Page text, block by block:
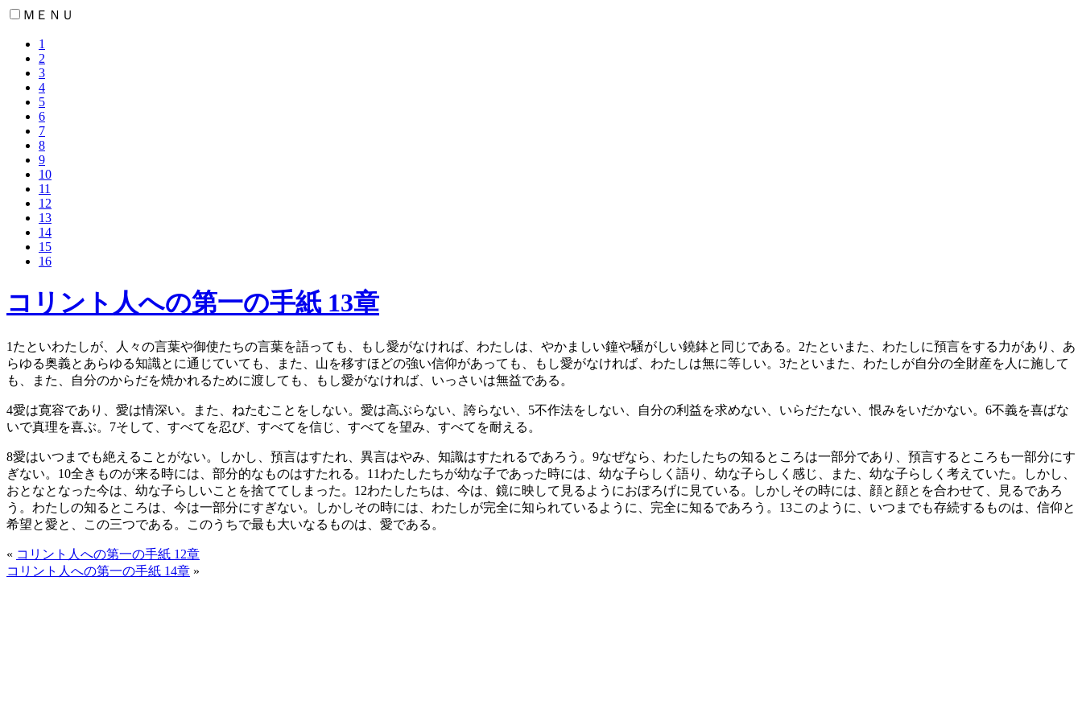
ＭＥＮＵ
1
2
3
4
5
6
7
8
9
10
11
12
13
14
15
16
コリント人への第一の手紙 13章
1 たといわたしが、人々の言葉や御使たちの言葉を語っても、もし愛がなければ、わたしは、やかましい鐘や騒がしい鐃鉢と同じである。 2たといまた、わたしに預言をする力があり、あ
らゆる奥義とあらゆる知識とに通じていても、また、山を移すほどの強い信仰があっても、もし愛がなければ、わたしは無に等しい。 3たといまた、わたしが自分の全財産を人に施して
も、また、自分のからだを焼かれるために渡しても、もし愛がなければ、いっさいは無益である。
4愛は寛容であり、愛は情深い。また、ねたむことをしない。愛は高ぶらない、誇らない、 5不作法をしない、自分の利益を求めない、いらだたない、恨みをいだかない。 6不義を喜ばな
いで真理を喜ぶ。 7そして、すべてを忍び、すべてを信じ、すべてを望み、すべてを耐える。
8愛はいつまでも絶えることがない。しかし、預言はすたれ、異言はやみ、知識はすたれるであろう。 9なぜなら、わたしたちの知るところは一部分であり、預言するところも一部分にす
ぎない。 10全きものが来る時には、部分的なものはすたれる。 11 わたしたちが幼な子であった時には、幼な子らしく語り、幼な子らしく感じ、また、幼な子らしく考えていた。しかし、
おとなとなった今は、幼な子らしいことを捨ててしまった。 12わたしたちは、今は、鏡に映して見るようにおぼろげに見ている。しかしその時には、顔と顔とを合わせて、見るであろ
う。わたしの知るところは、今は一部分にすぎない。しかしその時には、わたしが完全に知られているように、完全に知るであろう。 13このように、いつまでも存続するものは、信仰と
希望と愛と、この三つである。このうちで最も大いなるものは、愛である。
« コリント人への第一の手紙 12章
コリント人への第一の手紙 14章 »